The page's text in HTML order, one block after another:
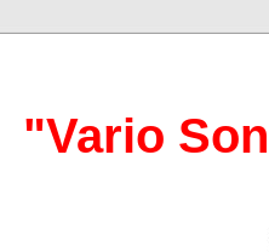
"Vario